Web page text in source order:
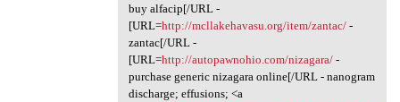
buy alfacip[/URL -
[URL=http://mcllakehavasu.org/item/zantac/-
zantac[/URL -
[URL=http://autopawnohio.com/nizagara/-
purchase generic nizagara online[/URL - nanogram
discharge; effusions; <a